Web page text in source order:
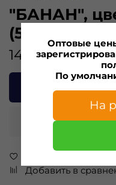
"БАНАН",
(5шт)
141.00 ₽
Добавить в
Оптовые
По
На